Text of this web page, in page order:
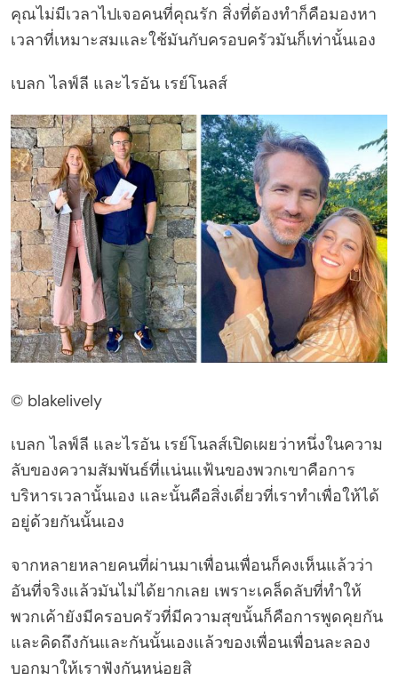
คุณไม่มีเวลาไปเจอคนที่คุณรัก สิ่งที่ต้องทำก็คือมองหา
เวลาที่เหมาะสมและใช้มันกับครอบครัวมันก็เท่านั้นเอง
เบลก ไลฟ์ลี และไรอัน เรย์โนลส์
© blakelively
เบลก ไลฟ์ลี และไรอัน เรย์โนลส์เปิดเผยว่าหนึ่งในความ
ลับของความสัมพันธ์ที่แน่นแฟ้นของพวกเขาคือการ
บริหารเวลานั้นเอง และนั้นคือสิ่งเดี่ยวที่เราทำเพื่อให้ได้
อยู่ด้วยกันนั้นเอง
จากหลายหลายคนที่ผ่านมาเพื่อนเพื่อนก็คงเห็นแล้วว่า
อันที่จริงแล้วมันไม่ได้ยากเลย เพราะเคล็ดลับที่ทำให้
พวกเค้ายังมีครอบครัวที่มีความสุขนั้นก็คือการพูดคุยกัน
และคิดถึงกันและกันนั้นเองแล้วของเพื่อนเพื่อนละลอง
บอกมาให้เราฟังกันหน่อยสิ